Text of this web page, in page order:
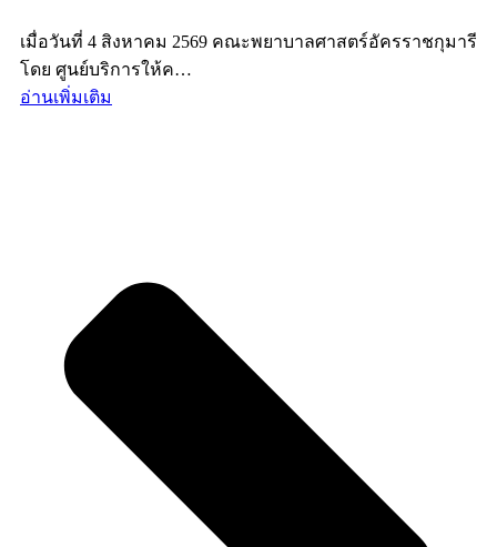
เมื่อวันที่ 4 สิงหาคม 2569 คณะพยาบาลศาสตร์อัครราชกุมารี
โดย ศูนย์บริการให้ค…
อ่านเพิ่มเติม